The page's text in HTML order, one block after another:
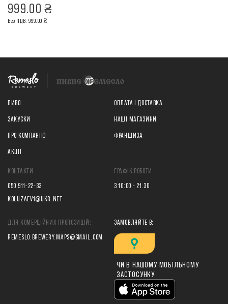
999.00 ₴
Без ПДВ: 999.00 ₴
ГРАФІК РОБОТИ
З 10:00 - 21.30
КОНТАКТИ:
050 911-22-33
KOLUZAEV1@UKR.NET
ДЛЯ КОМЕРЦІЙНИХ ПРОПОЗИЦІЙ:
REMESLO.BREWERY.MAPS@GMAIL.COM
ЗАМОВЛЯЙТЕ В:
ЧИ В НАШОМУ МОБІЛЬНОМУ
ЗАСТОСУНКУ
ПИВО
ЗАКУСКИ
ПРО КОМПАНІЮ
АКЦІЇ
ОПЛАТА І ДОСТАВКА
НАШІ МАГАЗИНИ
ФРАНШИЗА